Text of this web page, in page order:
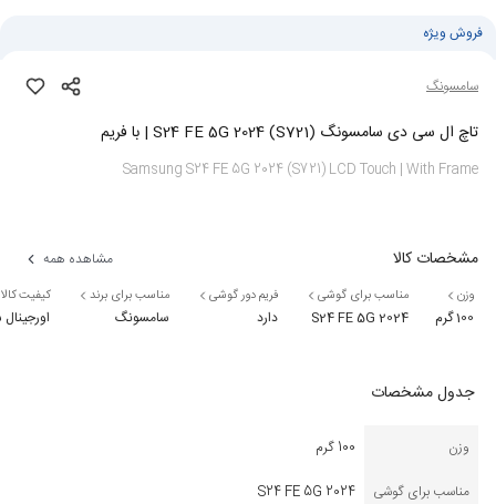
فروش ویژه
سامسونگ
تاچ ال سی دی سامسونگ S24 FE 5G 2024 (S721) | با فریم
Samsung S24 FE 5G 2024 (S721) LCD Touch | With Frame
مشخصات کالا مشاهده همه
وزن
100 گرم
مناسب برای گوشی
S24 FE 5G 2024
فریم دور گوشی
دارد
مناسب برای برند
سامسونگ
کیفیت کالا
جدول مشخصات
وزن
100 گرم
مناسب برای گوشی
S24 FE 5G 2024